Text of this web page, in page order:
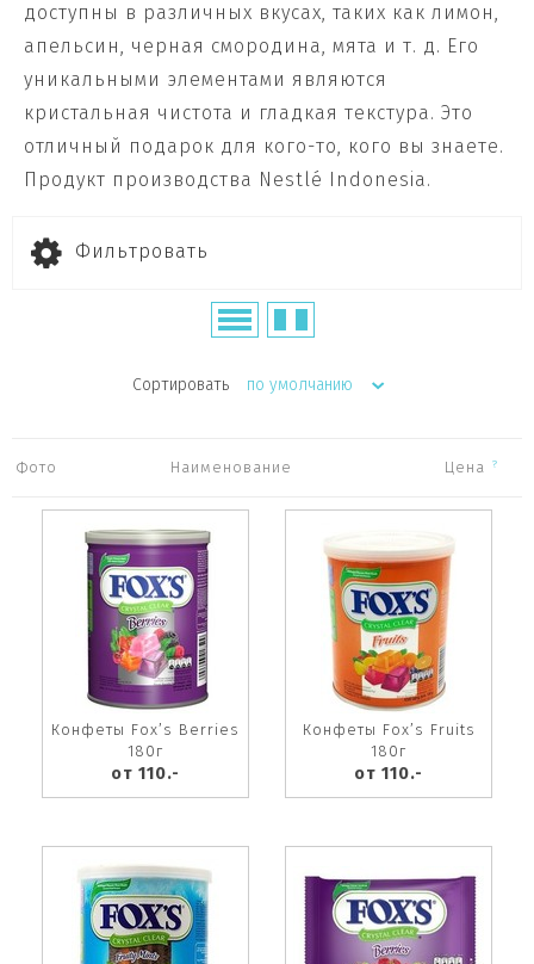
доступны в различных вкусах, таких как лимон,
апельсин, черная смородина, мята и т. д. Его
уникальными элементами являются
кристальная чистота и гладкая текстура. Это
отличный подарок для кого-то, кого вы знаете.
Продукт производства Nestlé Indonesia.
Фильтровать
Сортировать по умолчанию
Фото Наименование Цена ?
Конфеты Fox’s Berries
180г
от 110.-
Конфеты Fox’s Fruits
180г
от 110.-